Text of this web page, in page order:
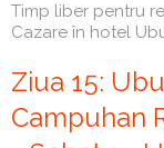
Timp liber pentru
Cazare în hotel
Ziua 15:
Campuhan